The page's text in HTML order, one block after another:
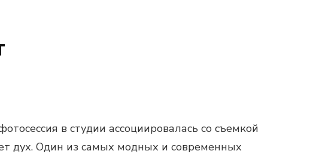
в студии ассоциировалась со съемкой
дух. Один из самых модных и современных